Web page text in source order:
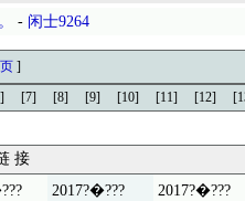
- 闲士9264
]
[7] [8] [9] [10] [11] [12]
接
2017?�???
2017?�???